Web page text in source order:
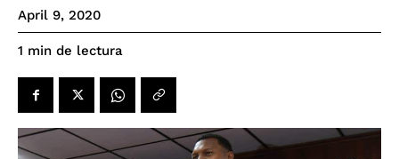
April 9, 2020
1 min de lectura